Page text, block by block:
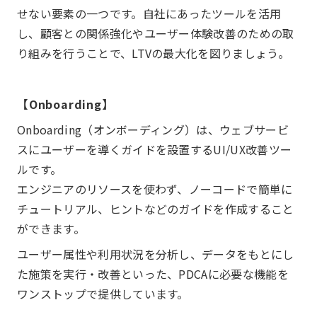
せない要素の一つです。自社にあったツールを活用
し、顧客との関係強化やユーザー体験改善のための取
り組みを行うことで、LTVの最大化を図りましょう。
【Onboarding】
Onboarding（オンボーディング）は、ウェブサービ
スにユーザーを導くガイドを設置するUI/UX改善ツー
ルです。
エンジニアのリソースを使わず、ノーコードで簡単に
チュートリアル、ヒントなどのガイドを作成すること
ができます。
ユーザー属性や利用状況を分析し、データをもとにし
た施策を実行・改善といった、PDCAに必要な機能を
ワンストップで提供しています。